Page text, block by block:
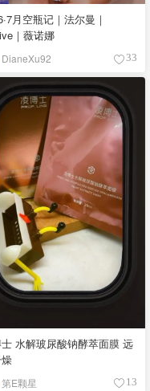
月空瓶记｜法尔曼｜
｜薇诺娜
DianeXu92 33
水解玻尿酸钠酵萃面膜 远
第E颗星 13